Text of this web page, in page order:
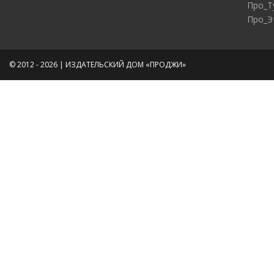
© 2012 - 2026 | ИЗДАТЕЛЬСКИЙ ДОМ «ПРОДЖИ»